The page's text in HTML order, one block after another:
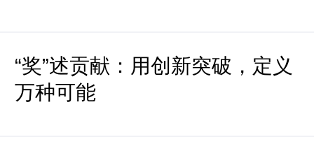
“奖”述贡献：用创新突破，定义
万种可能